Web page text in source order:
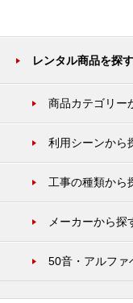
レンタル商品を探す
商品カテゴリー
利用シーンから
工事の種類から
メーカーから探
50音・アルファ